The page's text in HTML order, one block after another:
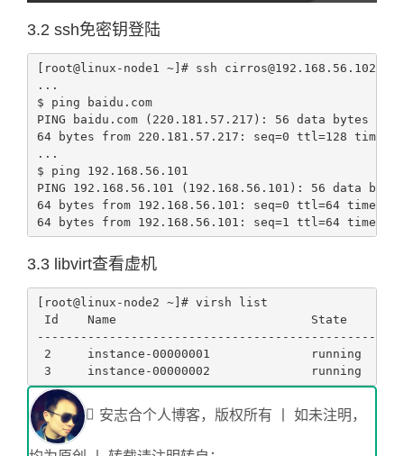
3.2 ssh免密钥登陆
[root@linux-node1 ~]# ssh cirros@192.168.56.102
...
$ ping baidu.com
PING baidu.com (220.181.57.217): 56 data bytes
64 bytes from 220.181.57.217: seq=0 ttl=128
...
$ ping 192.168.56.101
PING 192.168.56.101 (192.168.56.101): 56 data bytes
64 bytes from 192.168.56.101: seq=0 ttl=64
64 bytes from 192.168.56.101: seq=1 ttl=64
3.3 libvirt查看虚机
[root@linux-node2 ~]# virsh list
Id    Name                           State
2     instance-00000001              running
3     instance-00000002              running
安志合个人博客，版权所有 丨 如未注明，